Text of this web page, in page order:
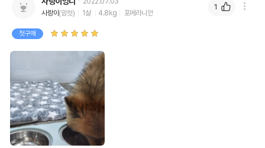
영양정보
사랑이(암컷) 1살 4.8kg 포메라니안
첫구매
1